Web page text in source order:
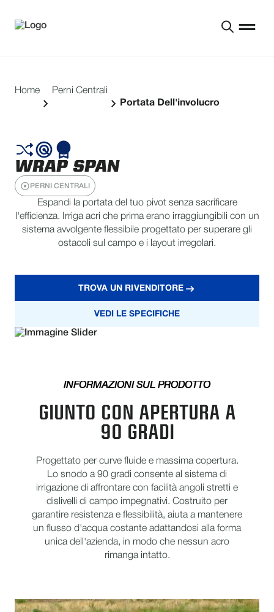
Home
Perni Centrali
Portata Dell'involucro
WRAP SPAN
PERNI CENTRALI
Espandi la portata del tuo pivot senza sacrificare
l'efficienza. Irriga acri che prima erano irraggiungibili con un
sistema avvolgente flessibile progettato per superare gli
ostacoli sul campo e i layout irregolari.
TROVA UN RIVENDITORE
VEDI LE SPECIFICHE
INFORMAZIONI SUL PRODOTTO
GIUNTO CON APERTURA A
90 GRADI
Progettato per curve fluide e massima copertura.
Lo snodo a 90 gradi consente al sistema di
irrigazione di affrontare con facilità angoli stretti e
dislivelli di campo impegnativi. Costruito per
garantire resistenza e flessibilità, aiuta a mantenere
un flusso d'acqua costante adattandosi alla forma
unica dell'azienda, in modo che nessun acro
rimanga intatto.